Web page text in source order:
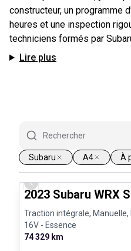
constructeur, un programme
heures et une inspection
techniciens formés par
Lire plus
Subaru A4 À
Previous slide
2023 Subaru WRX
Traction intégrale, Manuelle,
16V - Essence
74 329 km